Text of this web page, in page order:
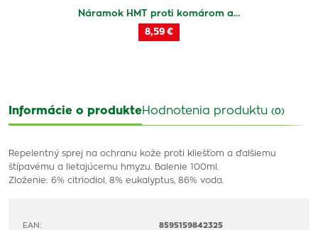
Náramok HMT proti komárom a…
8,59 €
Informácie o produkteHodnotenia produktu (0)
Repelentný sprej na ochranu kože proti kliešťom a ďalšiemu
štípavému a lietajúcemu hmyzu. Balenie 100ml.
Zloženie: 6% citriodiol, 8% eukalyptus, 86% voda.
EAN: 8595159842325